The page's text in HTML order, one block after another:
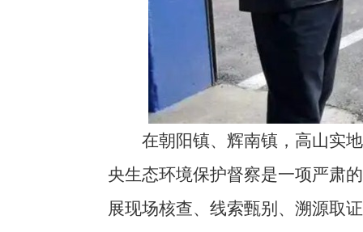
在朝阳镇、辉南镇，高山实地
央生态环境保护督察是一项严肃
展现场核查、线索甄别、溯源取